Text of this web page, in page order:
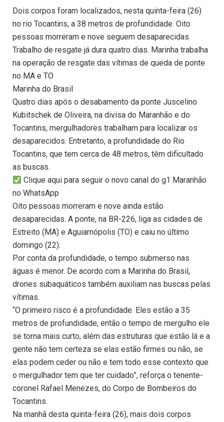
Dois corpos foram localizados, nesta quinta-feira (26)
no rio Tocantins, a 38 metros de profundidade. Oito
pessoas morreram e nove seguem desaparecidas.
Trabalho de resgate já dura quatro dias. Marinha trabalha
na operação de resgate das vítimas de queda de ponte
no MA e TO
Marinha do Brasil
Quatro dias após o desabamento da ponte Juscelino
Kubitschek de Oliveira, na divisa do Maranhão e do
Tocantins, mergulhadores trabalham para localizar os
desaparecidos. Entretanto, a profundidade do Rio
Tocantins, que tem cerca de 48 metros, têm dificultado
as buscas.
Clique aqui para seguir o novo canal do g1 Maranhão
no WhatsApp
Oito pessoas morreram e nove ainda estão
desaparecidas. A ponte, na BR-226, liga as cidades de
Estreito (MA) e Aguiarnópolis (TO) e caiu no último
domingo (22).
Por conta da profundidade, o tempo submerso nas
águas é menor. De acordo com a Marinha do Brasil,
drones subaquáticos também auxiliam nas buscas pelas
vítimas.
“O primeiro risco é a profundidade. Eles estão a 35
metros de profundidade, então o tempo de mergulho ele
se torna mais curto, além das estruturas que estão lá e a
gente não tem certeza se elas estão firmes ou não, se
elas podem ceder ou não e tem todo esse contexto que
o mergulhador tem que ter cuidado”, reforça o tenente-
coronel Rafael Menezes, do Corpo de Bombeiros do
Tocantins.
Na manhã desta quinta-feira (26), mais dois corpos